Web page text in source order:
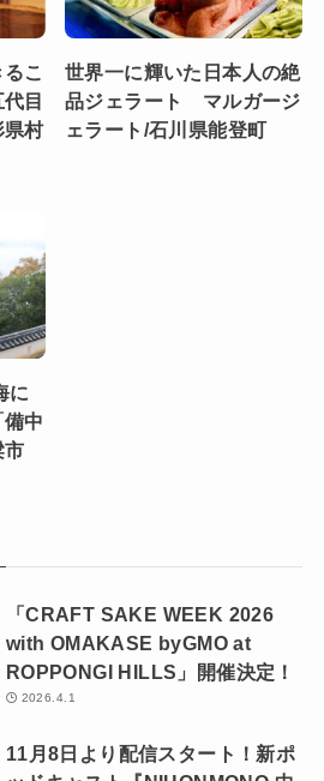
こ
目
県村
世界一に輝いた日本人の絶
品ジェラート マルガージ
ェラート/石川県能登町
に
中
市
「CRAFT SAKE WEEK 2026
with OMAKASE byGMO at
ROPPONGI HILLS」開催決定！
2026.4.1
11月8日より配信スタート！新ポ